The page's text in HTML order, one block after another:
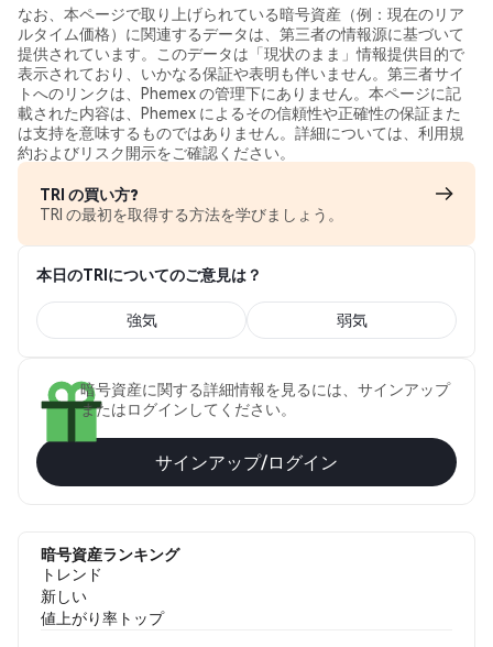
なお、本ページで取り上げられている暗号資産（例：現在のリア
ルタイム価格）に関連するデータは、第三者の情報源に基づいて
提供されています。このデータは「現状のまま」情報提供目的で
表示されており、いかなる保証や表明も伴いません。第三者サイ
トへのリンクは、Phemex の管理下にありません。本ページに記
載された内容は、Phemex によるその信頼性や正確性の保証また
は支持を意味するものではありません。詳細については、利用規
約およびリスク開示をご確認ください。
TRI の買い方?
TRI の最初を取得する方法を学びましょう。
本日のTRIについてのご意見は？
強気 弱気
暗号資産に関する詳細情報を見るには、サインアップ
またはログインしてください。
サインアップ/ログイン
暗号資産ランキング
トレンド
新しい
値上がり率トップ